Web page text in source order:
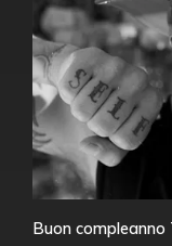
Buon compleanno